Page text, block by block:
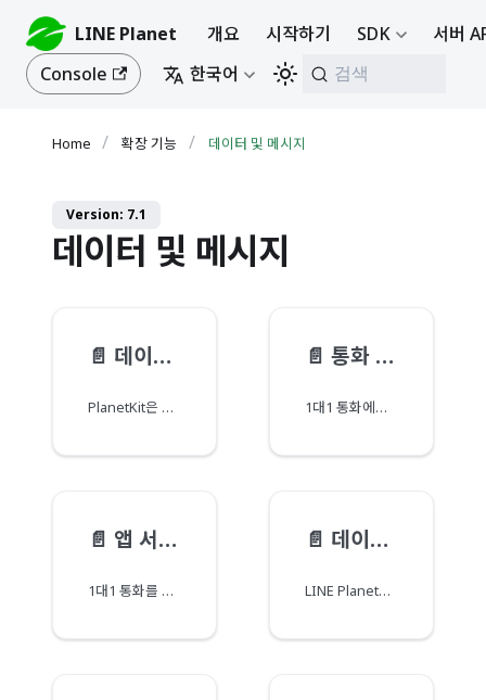
LINE Planet 개요 시작하기 SDK
서버
Console
한국어 검색
확장 기능 데이터 및 메시지
Version: 7.1
데이터 및 메시지
📄️ 데이터 및 메시지 기능 개요
PlanetKit은 미디어 스트림 이외의 데이터나 메시지를 보내고 받기 위한 다양한 기능을 제공합니다.
📄️ 통화 시작 메시지
1대1 통화에서 발신자와 착신자는 콜 셋업 과정 중에 제한된 크기의 메시지를 서로에게 보낼 수 있습니다.
📄️ 앱 서버 데이터
1대1 통화를 생성하거나 그룹 통화(컨퍼런스)에 입장할 때 앱 클라이언트와 앱 서버 간에 애플리케이션 데이터를 공유할 수 있습니다.
📄️ 데이터 세션
LINE Planet은 애플리케이션이 데이터를 주고받을 수 있는 데이터 세션을 제공합니다.